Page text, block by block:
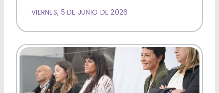
VIERNES, 5 DE JUNIO DE 2026